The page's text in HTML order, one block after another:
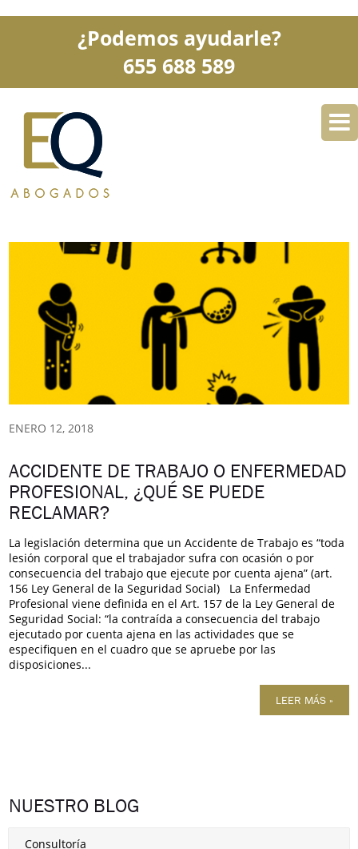
¿Podemos ayudarle?
655 688 589
SERVICIOS
CONTACTO
ENERO 12, 2018
ACCIDENTE DE TRABAJO O ENFERMEDAD
PROFESIONAL, ¿QUÉ SE PUEDE
RECLAMAR?
La legislación determina que un Accidente de Trabajo es “toda
lesión corporal que el trabajador sufra con ocasión o por
consecuencia del trabajo que ejecute por cuenta ajena” (art.
156 Ley General de la Seguridad Social) La Enfermedad
Profesional viene definida en el Art. 157 de la Ley General de
Seguridad Social: “la contraída a consecuencia del trabajo
ejecutado por cuenta ajena en las actividades que se
especifiquen en el cuadro que se apruebe por las
disposiciones...
LEER MÁS »
NUESTRO BLOG
Consultoría